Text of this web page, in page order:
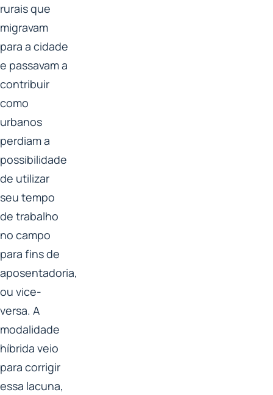
rurais que
migravam
para a cidade
e passavam a
contribuir
como
urbanos
perdiam a
possibilidade
de utilizar
seu tempo
de trabalho
no campo
para fins de
aposentadoria,
ou vice-
versa. A
modalidade
híbrida veio
para corrigir
essa lacuna,